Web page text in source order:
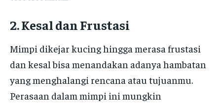
2. Kesal dan Frustasi
Mimpi dikejar kucing hingga merasa frustasi
dan kesal bisa menandakan adanya hambatan
yang menghalangi rencana atau tujuanmu.
Perasaan dalam mimpi ini mungkin